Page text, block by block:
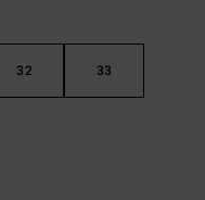
32 33